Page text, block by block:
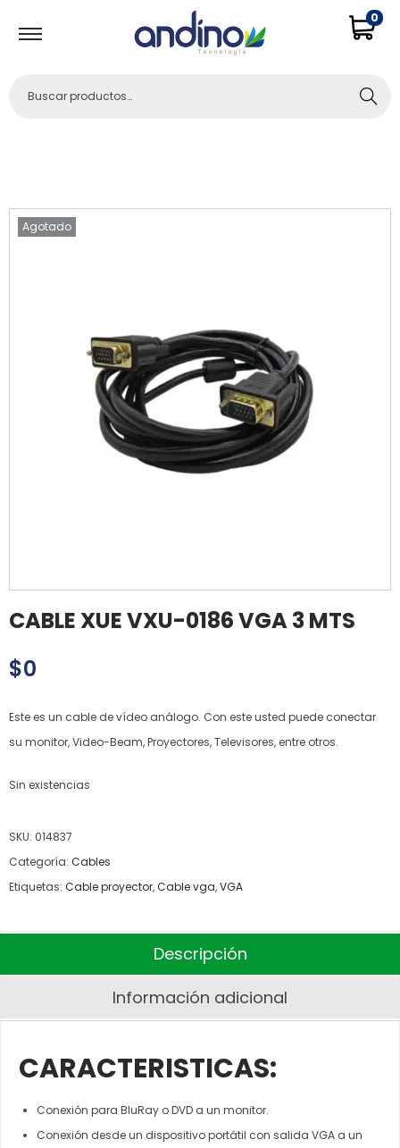
0
Buscar
Agotado
CABLE XUE VXU-0186 VGA 3 MTS
$0
Este es un cable de vídeo análogo. Con este usted puede conectar
su monitor, Video-Beam, Proyectores, Televisores, entre otros.
Sin existencias
SKU: 014837
Categoría: Cables
Etiquetas: Cable proyector,Cable vga,VGA
Descripción
Información adicional
CARACTERISTICAS:
Conexión para BluRay o DVD a un monitor.
Conexión desde un dispositivo portátil con salida VGA a un